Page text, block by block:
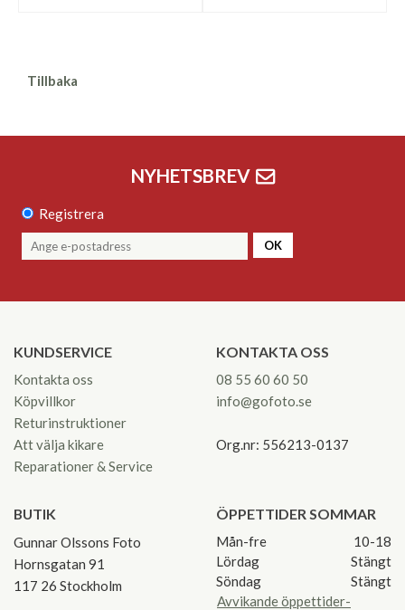
Tillbaka
NYHETSBREV
Registrera
OK
KUNDSERVICE
Kontakta oss
Köpvillkor
Returinstruktioner
Att välja kikare
Reparationer & Service
KONTAKTA OSS
08 55 60 60 50
info@gofoto.se
Org.nr: 556213-0137
BUTIK
Gunnar Olssons Foto
Hornsgatan 91
117 26 Stockholm
ÖPPETTIDER SOMMAR
Mån-fre
10-18
Lördag
Stängt
Söndag
Stängt
Avvikande öppettider-